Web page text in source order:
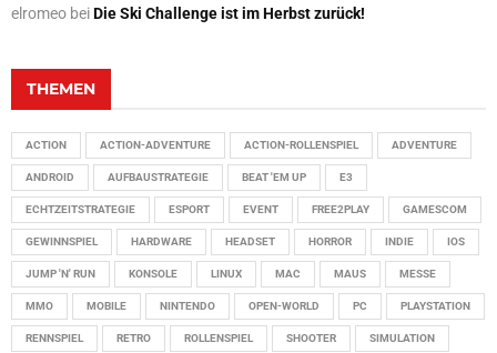
elromeo beiDie Ski Challenge ist im Herbst zurück!
THEMEN
ACTION ACTION-ADVENTURE ACTION-ROLLENSPIEL ADVENTURE
ANDROID AUFBAUSTRATEGIE BEAT 'EM UP E3
ECHTZEITSTRATEGIE ESPORT EVENT FREE2PLAY GAMESCOM
GEWINNSPIEL HARDWARE HEADSET HORROR INDIE IOS
JUMP 'N' RUN KONSOLE LINUX MAC MAUS MESSE
MMO MOBILE NINTENDO OPEN-WORLD PC PLAYSTATION
RENNSPIEL RETRO ROLLENSPIEL SHOOTER SIMULATION